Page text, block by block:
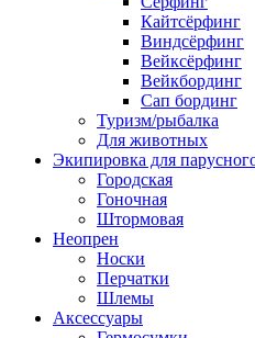
Кайтсёрфинг
Виндсёрфинг
Вейксёрфинг
Вейкбординг
Сап бординг
Туризм/рыбалка
Для животных
Экипировка для
Городская
Гоночная
Штормовая
Неопрен
Носки
Перчатки
Шлемы
Аксессуары